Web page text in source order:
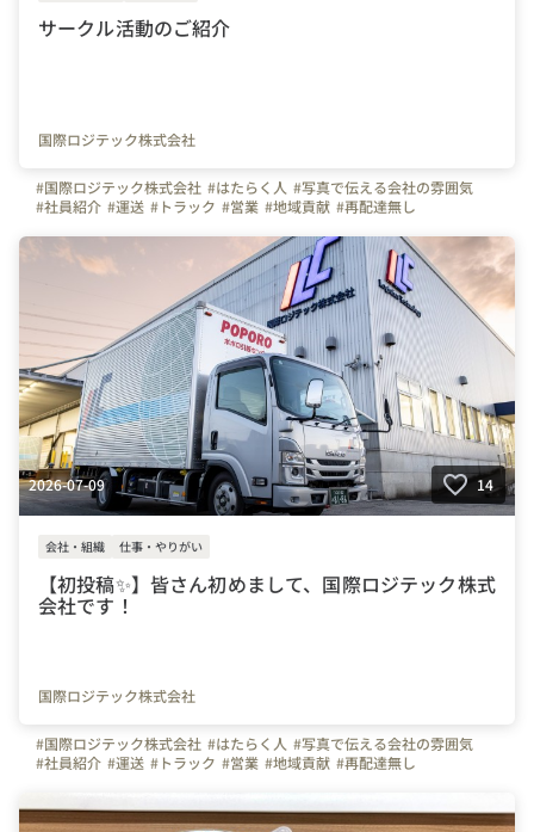
サークル活動のご紹介
国際ロジテック株式会社
#国際ロジテック株式会社 #はたらく人 #写真で伝える会社の雰囲気
#社員紹介 #運送 #トラック #営業 #地域貢献 #再配達無し
2026-07-09 14
会社・組織 仕事・やりがい
【初投稿✨】皆さん初めまして、国際ロジテック株式
会社です！
国際ロジテック株式会社
#国際ロジテック株式会社 #はたらく人 #写真で伝える会社の雰囲気
#社員紹介 #運送 #トラック #営業 #地域貢献 #再配達無し